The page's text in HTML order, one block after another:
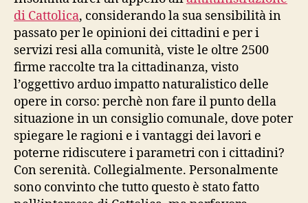
di Cattolica, considerando la sua sensibilità in
passato per le opinioni dei cittadini e per i
servizi resi alla comunità, viste le oltre 2500
firme raccolte tra la cittadinanza, visto
l’oggettivo arduo impatto naturalistico delle
opere in corso: perchè non fare il punto della
situazione in un consiglio comunale, dove poter
spiegare le ragioni e i vantaggi dei lavori e
poterne ridiscutere i parametri con i cittadini?
Con serenità. Collegialmente. Personalmente
sono convinto che tutto questo è stato fatto